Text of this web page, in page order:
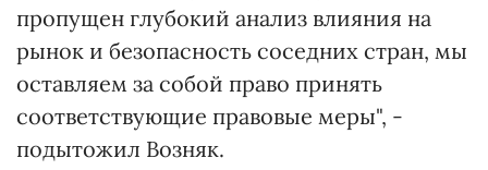
пропущен глубокий анализ влияния на
рынок и безопасность соседних стран, мы
оставляем за собой право принять
соответствующие правовые меры", -
подытожил Возняк.